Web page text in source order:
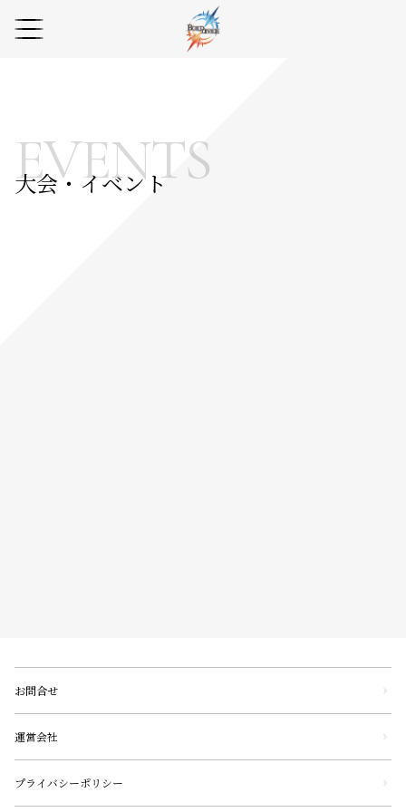
EVENTS
大会・イベント
お問合せ
運営会社
プライバシーポリシー